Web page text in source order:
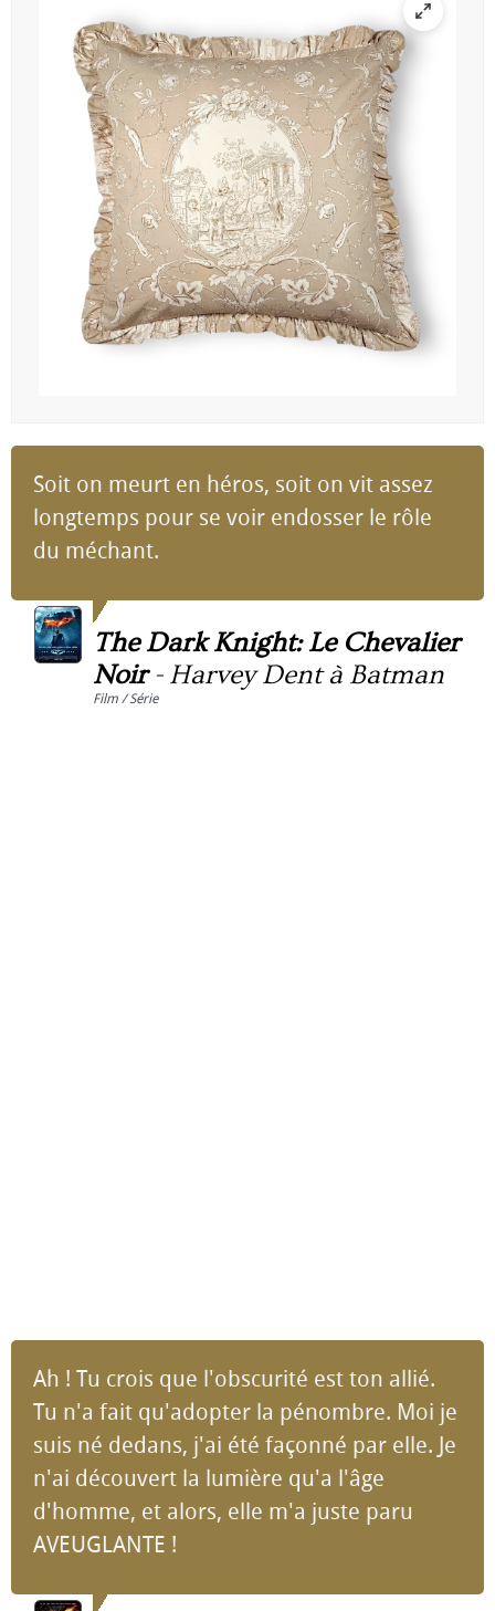
Soit on meurt en héros, soit on vit assez
longtemps pour se voir endosser le rôle
du méchant.
The Dark Knight: Le Chevalier
Noir- Harvey Dent à Batman
Film / Série
Ah ! Tu crois que l'obscurité est ton allié.
Tu n'a fait qu'adopter la pénombre. Moi je
suis né dedans, j'ai été façonné par elle. Je
n'ai découvert la lumière qu'a l'âge
d'homme, et alors, elle m'a juste paru
AVEUGLANTE !